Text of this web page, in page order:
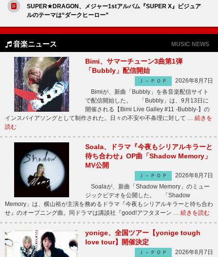
SUPER★DRAGON、メジャー1stアルバム『SUPER X』ビジュア
ルのテーマは“ダークヒーロー”
音楽ニュース MUSIC NEWS
Bimi、サマーチューン3曲第1弾
「Bubbly」配信開始
Ｊ－ＰＯＰ
2026年8月7日
Bimiが、新曲「Bubbly」を各音楽配信サイト
で配信開始した。 「Bubbly」は、9月13日に
開催される【Bimi Live Galley #11 -Bubbly-】の
インスパイアソングとして制作された。日々の不安や不条理に対して … 続きを
読む
Soala、ドラマ『今夜もシリアルキラーと
待ち合わせ』OP曲「Shadow Memory」
MV公開
Ｊ－ＰＯＰ
2026年8月7日
Soalaが、新曲「Shadow Memory」のミュー
ジックビデオを公開した。 「Shadow
Memory」は、横山裕が主演を務めるドラマ『今夜もシリアルキラーと待ち合わ
せ』のオープニング曲。同ドラマは講談社『good!アフタヌーン … 続きを読む
yonige、全国ツアー【yonige tough
love tour】開催決定
Ｊ－ＰＯＰ
2026年8月7日